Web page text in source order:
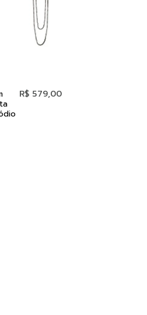
R$ 579,00